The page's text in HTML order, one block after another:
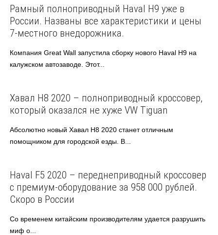
Haval Автоновости
Рамный полноприводный Haval H9 уже в
России. Названы все характеристики и цены
7-местного внедорожника.
Компания Great Wall запустила сборку нового Haval H9 на
калужском автозаводе. Этот...
Haval
Хавал Н8 2020 – полноприводный кроссовер,
который оказался не хуже VW Tiguan
Абсолютно новый Хавал Н8 2020 станет отличным
помощником для городской езды. В...
Haval
Haval F5 2020 – переднеприводный кроссовер
с премиум-оборудование за 958 000 рублей.
Скоро в России
Со временем китайским производителям удается разрушить
миф о...